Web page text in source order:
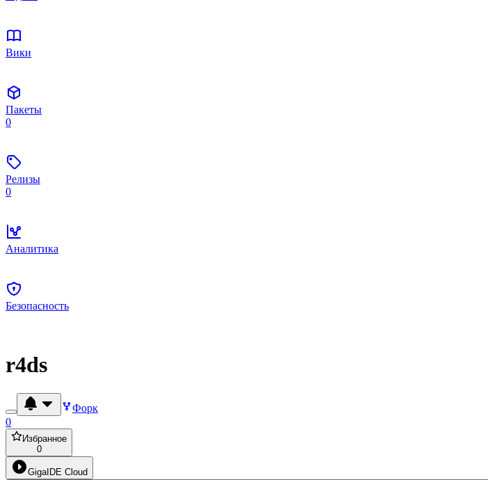
Вики
Пакеты
0
Релизы
0
Аналитика
Безопасность
r4ds
Форк
0
Избранное
0
GigaIDE Cloud